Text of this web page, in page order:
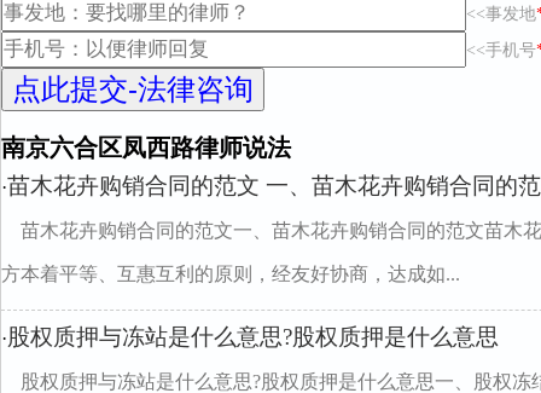
<<事发地
<<手机号
南京六合区凤西路律师说法
·苗木花卉购销合同的范文 一、苗木花卉购销合同的
苗木花卉购销合同的范文一、苗木花卉购销合同的范文苗木
方本着平等、互惠互利的原则，经友好协商，达成如...
·股权质押与冻站是什么意思?股权质押是什么意思
股权质押与冻站是什么意思?股权质押是什么意思一、股权